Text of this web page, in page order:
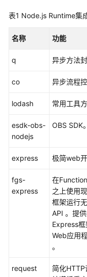
云
Node.js
Python
Go
表1 Node.js Runtime集
名称 功能
q 异步方法封
co 异步流程控
lodash 常用工具方
esdk-obs-
nodejs
OBS SDK。
express 极简web开
fgs-
express
在
之上使用
框架运行
API 。提
Express
Web应用
。
request
简化HTTP